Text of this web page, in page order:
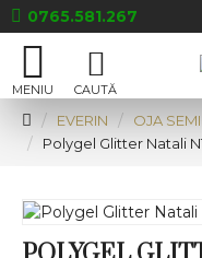
0765.581.267
EVERIN OJA
Polygel Glitter Natali